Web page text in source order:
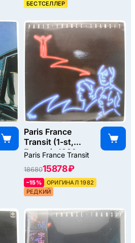
БЕСТСЕЛЛЕР
Paris France
Transit (1-st,
France), 1982
Paris France Transit
1868015878 ₽
–15%
ОРИГИНАЛ 1982
РЕДКИЙ